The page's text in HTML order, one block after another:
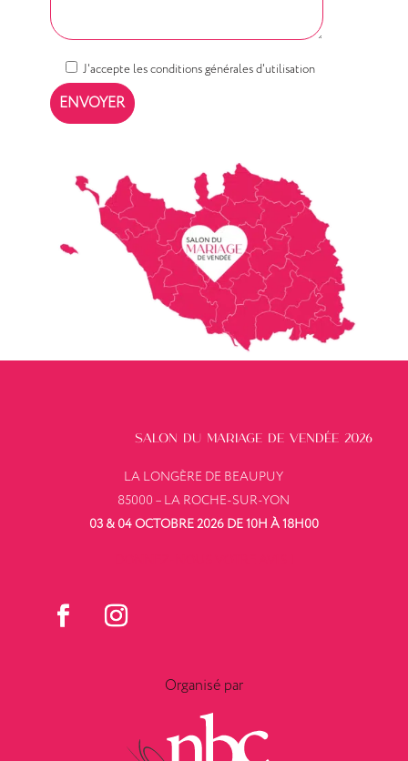
J'accepte les conditions générales d'utilisation
SALON DU MARIAGE DE VENDÉE 2026
LA LONGÈRE DE BEAUPUY
85000 – LA ROCHE-SUR-YON
03 & 04 OCTOBRE 2026 DE 10H À 18H00
Organisé par